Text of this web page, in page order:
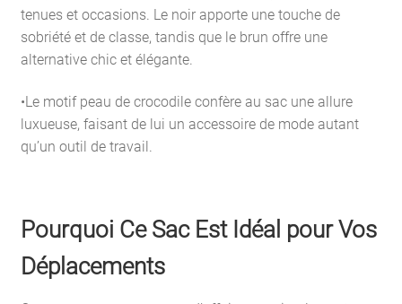
tenues et occasions. Le noir apporte une touche de
sobriété et de classe, tandis que le brun offre une
alternative chic et élégante.
•Le motif peau de crocodile confère au sac une allure
luxueuse, faisant de lui un accessoire de mode autant
qu’un outil de travail.
Pourquoi Ce Sac Est Idéal pour Vos
Déplacements